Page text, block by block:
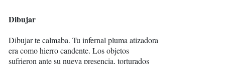
Dibujar
Dibujar te calmaba. Tu infernal pluma atizadora
era como hierro candente. Los objetos
sufrieron ante su nueva presencia, torturados